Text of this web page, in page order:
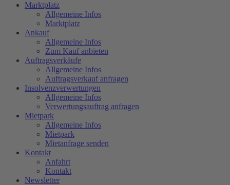
Marktplatz
Allgemeine Infos
Marktplatz
Ankauf
Allgemeine Infos
Zum Kauf anbieten
Auftragsverkäufe
Allgemeine Infos
Auftragsverkauf anfragen
Insolvenzverwertungen
Allgemeine Infos
Verwertungsauftrag anfragen
Mietpark
Allgemeine Infos
Mietpark
Mietanfrage senden
Kontakt
Anfahrt
Kontakt
Newsletter